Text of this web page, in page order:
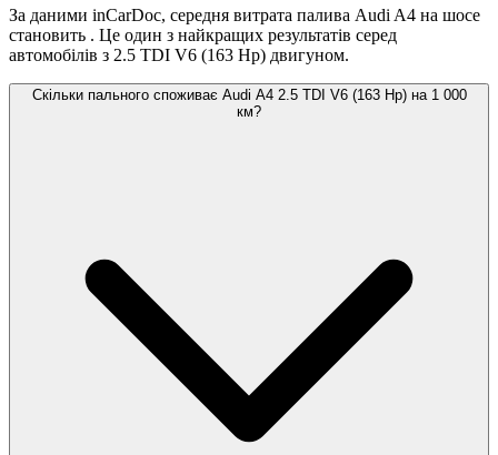
За даними inCarDoc, середня витрата палива Audi A4 на шосе
становить . Це один з найкращих результатів серед
автомобілів з 2.5 TDI V6 (163 Hp) двигуном.
Скільки пального споживає Audi A4 2.5 TDI V6 (163 Hp) на 1 000
км?